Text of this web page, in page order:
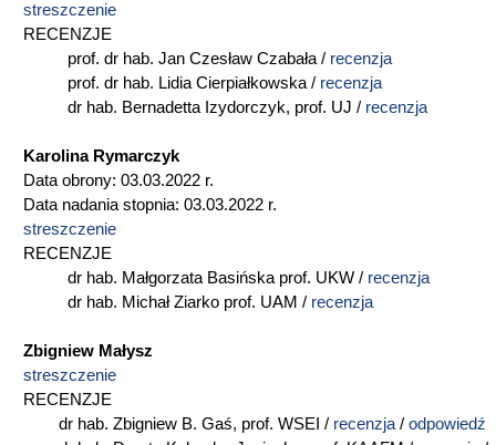
streszczenie
RECENZJE
prof. dr hab. Jan Czesław Czabała / recenzja
prof. dr hab. Lidia Cierpiałkowska / recenzja
dr hab. Bernadetta Izydorczyk, prof. UJ / recenzja
Karolina Rymarczyk
Data obrony: 03.03.2022 r.
Data nadania stopnia: 03.03.2022 r.
streszczenie
RECENZJE
dr hab. Małgorzata Basińska prof. UKW / recenzja
dr hab. Michał Ziarko prof. UAM / recenzja
Zbigniew Małysz
streszczenie
RECENZJE
dr hab. Zbigniew B. Gaś, prof. WSEI / recenzja / odpowiedź